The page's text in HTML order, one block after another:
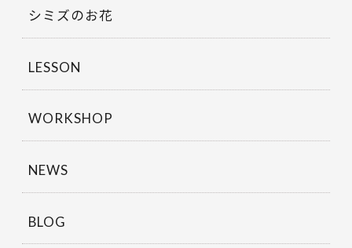
シミズのお花
LESSON
WORKSHOP
NEWS
BLOG